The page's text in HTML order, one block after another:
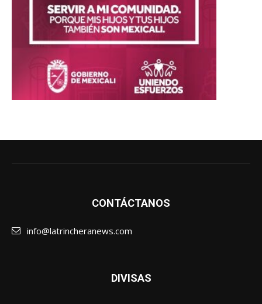
CONTÁCTANOS
info@latrincheranews.com
DIVISAS